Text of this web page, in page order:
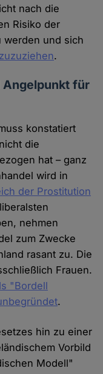
nach die
Risiko der
werden und sich
.
Angelpunkt für
konstatiert
die
hat – ganz
wird in
der Prostitution
nehmen
zum Zwecke
rasant zu. Die
Frauen.
"Bordell
.
hin zu einer
Vorbild
Modell"